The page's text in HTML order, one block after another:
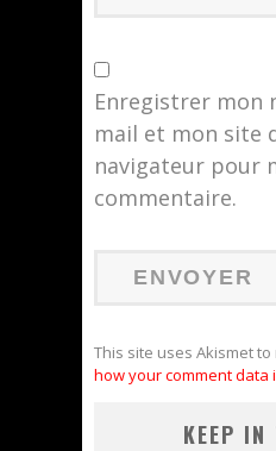
Enregistrer mon
mail et mon site
navigateur pour
commentaire.
This site uses Akismet
how your comment data
KEEP IN